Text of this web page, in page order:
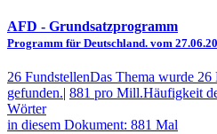
AFD - Grundsatzprogramm
Programm für Deutschland. vom
26 FundstellenDas Thema wurde
gefunden.| 881 pro Mill.Häufigkeit
Wörter
in diesem Dokument: 881 Mal